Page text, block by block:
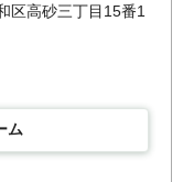
区高砂三丁目15番1
ム